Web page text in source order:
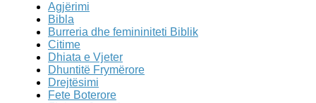
Agjërimi
Bibla
Burreria dhe femininiteti Biblik
Citime
Dhiata e Vjeter
Dhuntitë Frymërore
Drejtësimi
Fete Boterore